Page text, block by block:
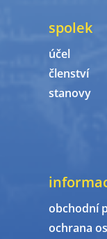
spolek
účel
členství
stanovy
obchodní
ochrana